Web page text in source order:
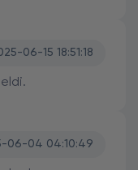
06-15 18:51:18
06-04 04:10:49